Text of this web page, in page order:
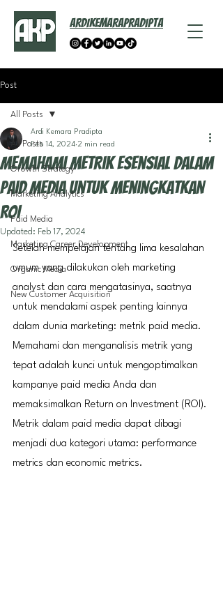
ARDIKEMARAPRADIPTA
Post
All Posts
Growth Strategy
Marketing Analytics
Paid Media
Marketing Career Development
Organic Media
New Customer Acquisition
All Posts
Memahami Metrik Esensial dalam
Paid Media untuk Meningkatkan
ROI
Ardi Kemara Pradipta
Feb 14, 2024 2 min read
Updated: Feb 17, 2024
Setelah mempelajari tentang lima kesalahan
umum yang dilakukan oleh marketing
analyst dan cara mengatasinya, saatnya
untuk mendalami aspek penting lainnya
dalam dunia marketing: metrik paid media.
Memahami dan menganalisis metrik yang
tepat adalah kunci untuk mengoptimalkan
kampanye paid media Anda dan
memaksimalkan Return on Investment (ROI).
Metrik dalam paid media dapat dibagi
menjadi dua kategori utama: performance
metrics dan economic metrics.